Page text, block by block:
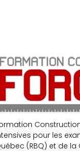
pour les
(RBQ) et de